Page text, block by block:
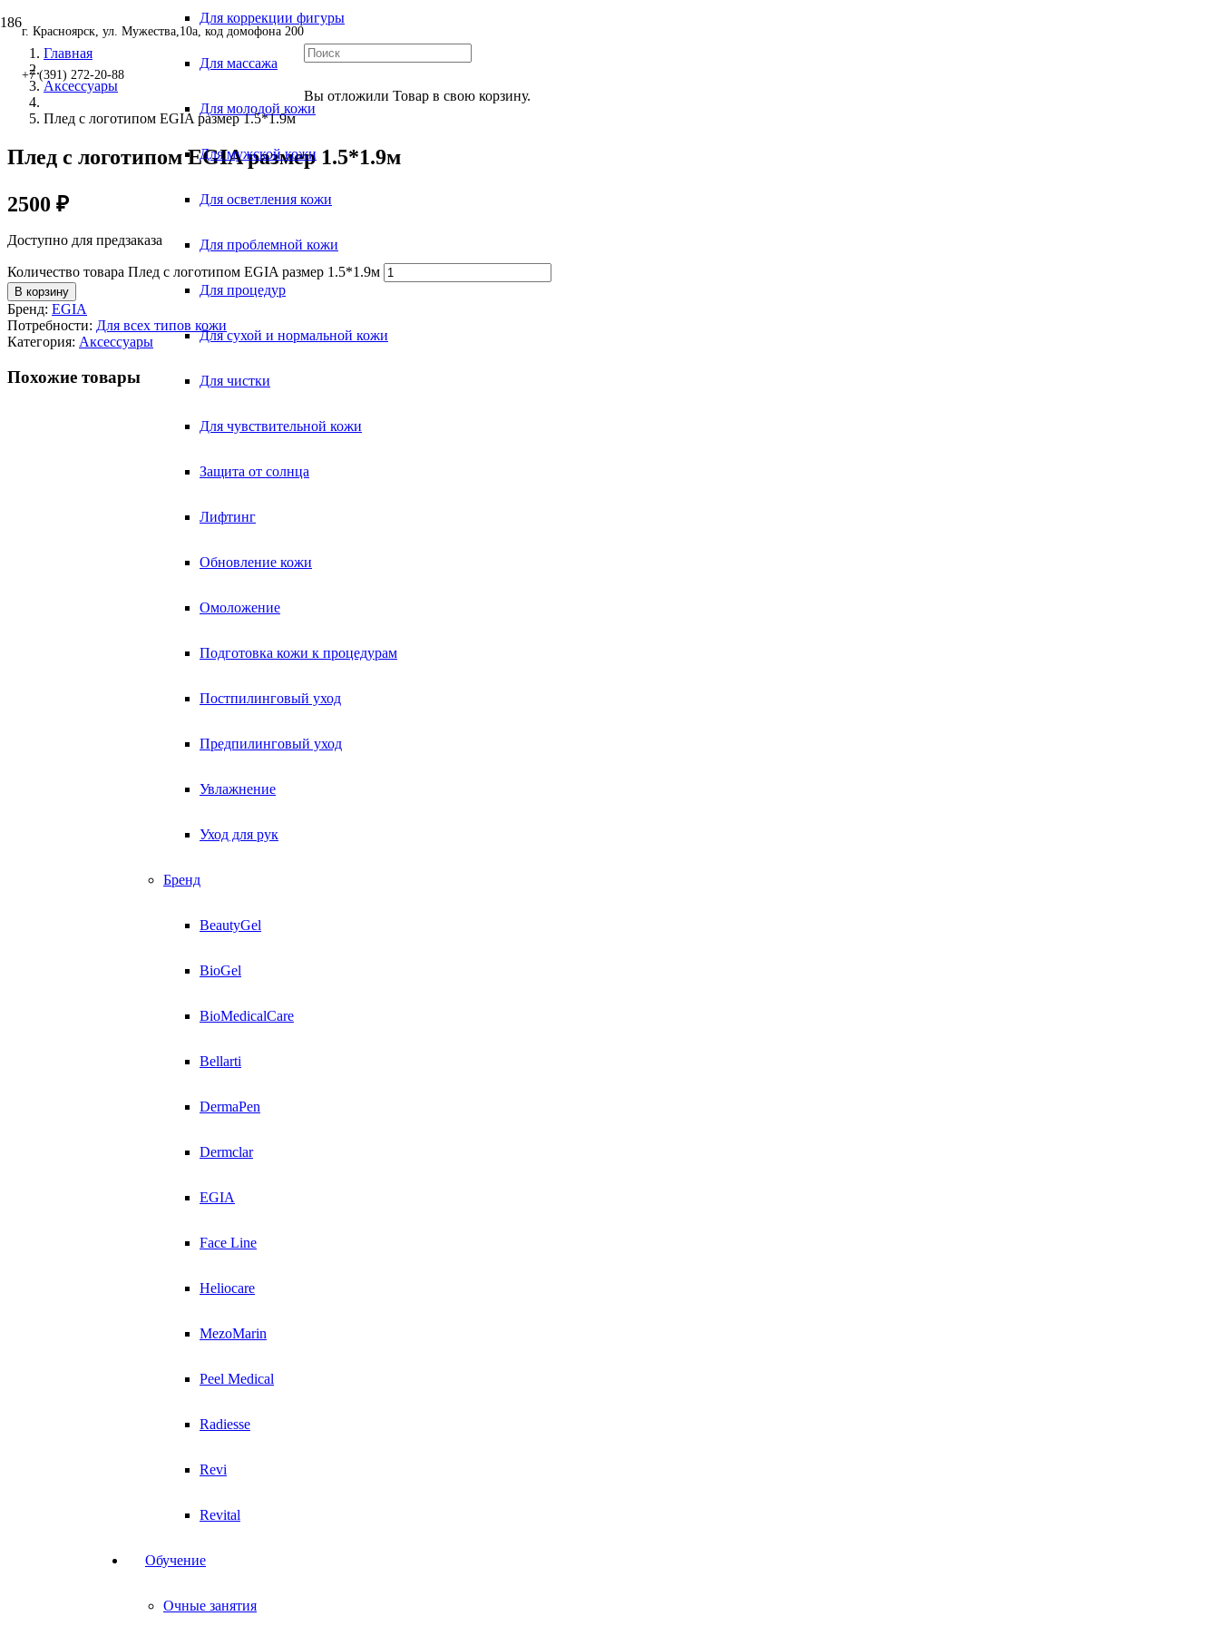
г. Красноярск, ул. Мужества,10а, код домофона 200
+7 (391) 272-20-88
Вы отложили Товар в свою корзину.
Для коррекции фигуры
Для массажа
Для молодой кожи
Для мужской кожи
Для осветления кожи
Для проблемной кожи
Для процедур
Для сухой и нормальной кожи
Для чистки
Для чувствительной кожи
Защита от солнца
Лифтинг
Обновление кожи
Омоложение
Подготовка кожи к процедурам
Постпилинговый уход
Предпилинговый уход
Увлажнение
Уход для рук
Бренд
BeautyGel
BioGel
BioMedicalCare
Bellarti
DermaPen
Dermclar
EGIA
Face Line
Heliocare
MezoMarin
Peel Medical
Radiesse
Revi
Revital
Обучение
Очные занятия
Главная
Аксессуары
Плед с логотипом EGIA размер 1.5*1.9м
Плед с логотипом EGIA размер 1.5*1.9м
2500 ₽
Доступно для предзаказа
Количество товара Плед с логотипом EGIA размер 1.5*1.9м
В корзину
Бренд: EGIA
Потребности: Для всех типов кожи
Категория: Аксессуары
Похожие товары